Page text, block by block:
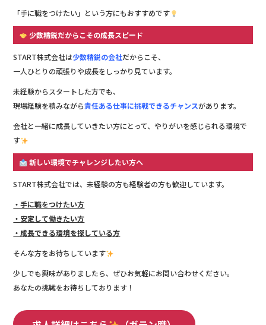
「手に職をつけたい」という方にもおすすめです
少数精鋭だからこその成長スピード
START株式会社は少数精鋭の会社だからこそ、
一人ひとりの頑張りや成長をしっかり見ています。
未経験からスタートした方でも、
現場経験を積みながら責任ある仕事に挑戦できるチャンスがあります。
会社と一緒に成長していきたい方にとって、やりがいを感じられる環境で
す
新しい環境でチャレンジしたい方へ
START株式会社では、未経験の方も経験者の方も歓迎しています。
・手に職をつけたい方
・安定して働きたい方
・成長できる環境を探している方
そんな方をお待ちしています
少しでも興味がありましたら、ぜひお気軽にお問い合わせください。
あなたの挑戦をお待ちしております！